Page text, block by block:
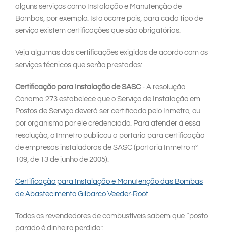
alguns serviços como Instalação e Manutenção de
Bombas, por exemplo. Isto ocorre pois, para cada tipo de
serviço existem certificações que são obrigatórias.
Veja algumas das certificações exigidas de acordo com os
serviços técnicos que serão prestados:
Certificação para Instalação de SASC- A resolução
Conama 273 estabelece que o Serviço de Instalação em
Postos de Serviço deverá ser certificado pelo Inmetro, ou
por organismo por ele credenciado. Para atender à essa
resolução, o Inmetro publicou a portaria para certificação
de empresas instaladoras de SASC (portaria Inmetro nº
109, de 13 de junho de 2005).
Certificação para Instalação e Manutenção das Bombas
de Abastecimento Gilbarco Veeder-Root
Todos os revendedores de combustíveis sabem que “posto
parado é dinheiro perdido”.